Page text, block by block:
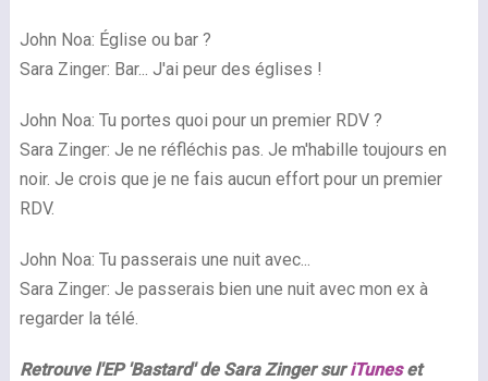
John Noa: Église ou bar ?
Sara Zinger: Bar... J'ai peur des églises !
John Noa: Tu portes quoi pour un premier RDV ?
Sara Zinger: Je ne réfléchis pas. Je m'habille toujours en
noir. Je crois que je ne fais aucun effort pour un premier
RDV.
John Noa: Tu passerais une nuit avec...
Sara Zinger: Je passerais bien une nuit avec mon ex à
regarder la télé.
Retrouve l'EP 'Bastard' de Sara Zinger suriTuneset